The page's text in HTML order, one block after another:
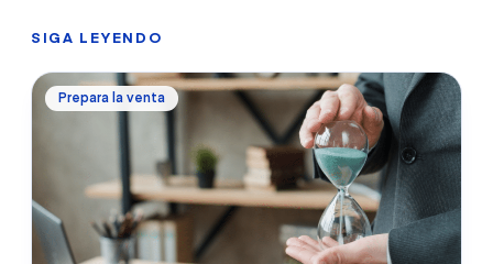
SIGA LEYENDO
Prepara la venta